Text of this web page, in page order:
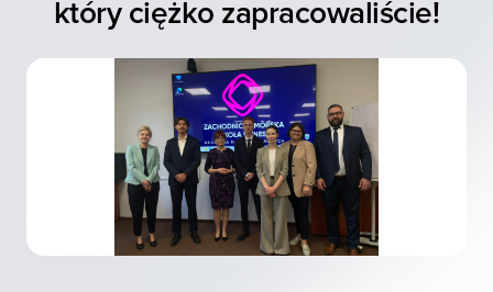
który ciężko zapracowaliście!